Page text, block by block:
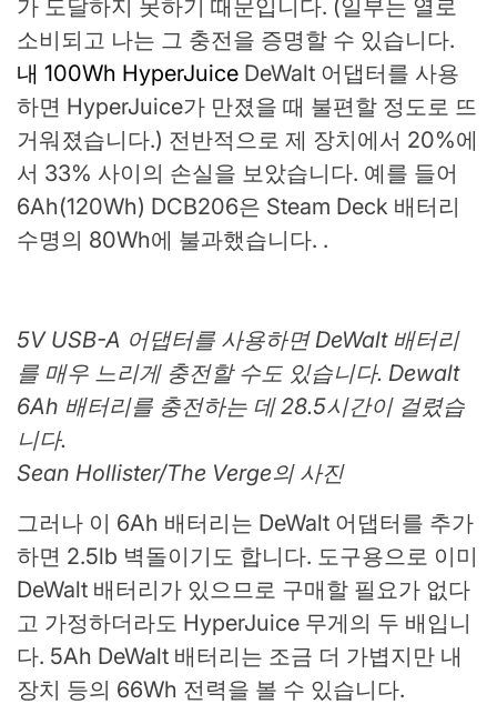
가 도달하지 못하기 때문입니다. (일부는 열로
소비되고 나는 그 충전을 증명할 수 있습니다.
내 100Wh HyperJuice DeWalt 어댑터를 사용
하면 HyperJuice가 만졌을 때 불편할 정도로 뜨
거워졌습니다.) 전반적으로 제 장치에서 20%에
서 33% 사이의 손실을 보았습니다. 예를 들어
6Ah(120Wh) DCB206은 Steam Deck 배터리
수명의 80Wh에 불과했습니다. .
5V USB-A 어댑터를 사용하면 DeWalt 배터리
를 매우 느리게 충전할 수도 있습니다. Dewalt
6Ah 배터리를 충전하는 데 28.5시간이 걸렸습
니다.
Sean Hollister/The Verge의 사진
그러나 이 6Ah 배터리는 DeWalt 어댑터를 추가
하면 2.5lb 벽돌이기도 합니다. 도구용으로 이미
DeWalt 배터리가 있으므로 구매할 필요가 없다
고 가정하더라도 HyperJuice 무게의 두 배입니
다. 5Ah DeWalt 배터리는 조금 더 가볍지만 내
장치 등의 66Wh 전력을 볼 수 있습니다.